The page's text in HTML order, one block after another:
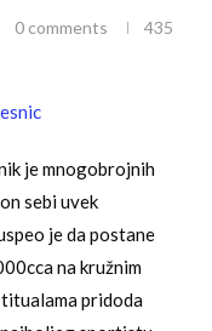
0 comments
435
je mnogobrojnih
sebi uvek
je da postane
na kružnim
pridoda